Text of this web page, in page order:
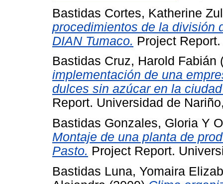
Bastidas Cortes, Katherine
procedimientos de la división
DIAN Tumaco. Project
Bastidas Cruz, Harold Fabián
implementación de una
dulces sin azúcar en la
Report. Universidad de
Bastidas Gonzales, Gloria Y
Montaje de una planta de
Pasto. Project Report.
Bastidas Luna, Yomaira